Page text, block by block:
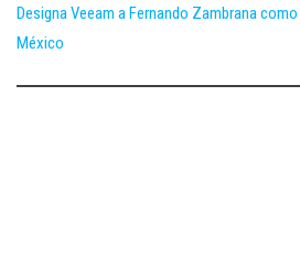
Designa Veeam a Fernando Zambrana
México